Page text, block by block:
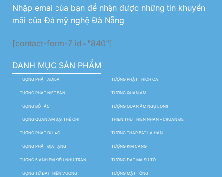
Nhập emai của bạn để nhận được những tin khuyến
mãi của Đá mỹ nghệ Đà Nẵng
[contact-form-7 id="840"]
DANH MỤC SẢN PHẨM
TƯỢNG PHẬT ADIDA TƯỢNG PHẬT THÍCH CA
TƯỢNG PHẬT NIẾT BÀN TƯỢNG QUAN ÂM
TƯỢNG BỒ TÁC TƯỢNG QUAN ÂM NGỰ LONG
TƯỢNG QUAN ÂM ĐẠI THẾ CHÍ THIÊN THỦ THIÊN NHÃN – CHUẨN ĐỀ
TƯỢNG PHẬT DI LẶC TƯỢNG THẬP BÁT LA HÁN
TƯỢNG PHẬT ĐỊA TẠNG TƯỢNG KIM CANG
TƯỢNG 5 ANH EM KIỀU NHƯ TRẦN TƯỢNG ĐẠT MA SƯ TỔ
TƯỢNG TỨ ĐẠI THIÊN VƯƠNG TƯỢNG MẬT TÔNG